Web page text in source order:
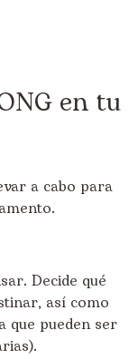
en tu
a cabo para
Decide qué
así como
que pueden ser